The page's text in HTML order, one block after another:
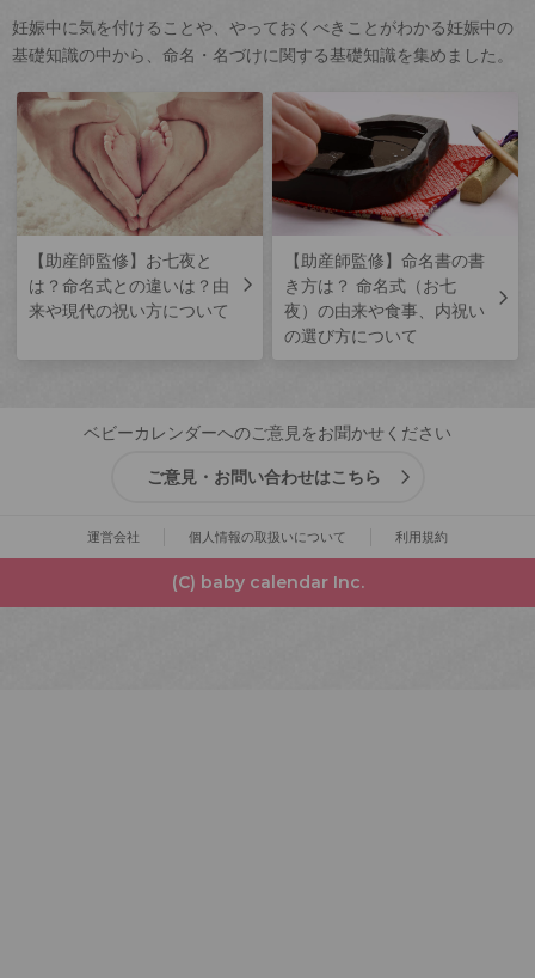
妊娠中に気を付けることや、やっておくべきことがわかる妊娠中の
基礎知識の中から、命名・名づけに関する基礎知識を集めました。
【助産師監修】お七夜と
は？命名式との違いは？由
来や現代の祝い方について
【助産師監修】命名書の書
き方は？ 命名式（お七
夜）の由来や食事、内祝い
の選び方について
ベビーカレンダーへのご意見をお聞かせください
ご意見・お問い合わせはこちら
運営会社 個人情報の取扱いについて 利用規約
(C) baby calendar Inc.